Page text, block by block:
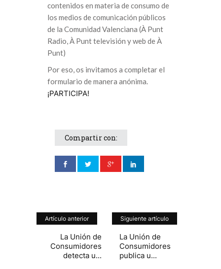
contenidos en materia de consumo de
los medios de comunicación públicos
de la Comunidad Valenciana (À Punt
Radio, À Punt televisión y web de À
Punt)
Por eso, os invitamos a completar el
formulario de manera anónima.
¡PARTICIPA!
Compartir con:
Artículo anterior
La Unión de
Consumidores
detecta u...
Siguiente artículo
La Unión de
Consumidores
publica u...